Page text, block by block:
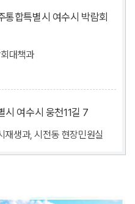
합특별시 여수시 박람회
대책과
여수시 웅천11길 7
재생과, 시전동 현장민원실